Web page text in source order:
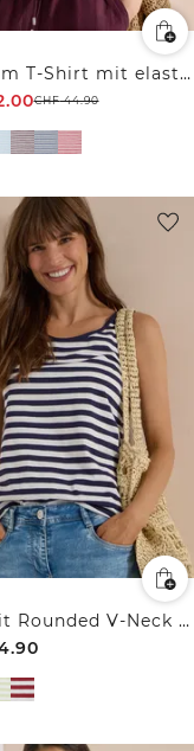
Kurzarm T-Shirt mit elastischem Saum
CHF44.90
Top mit Rounded V-Neck und Streifen